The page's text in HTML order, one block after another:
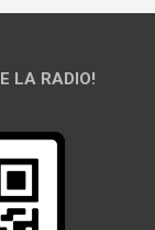
LA RADIO!